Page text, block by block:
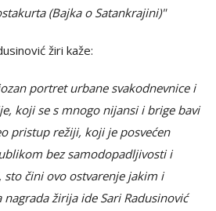
(Bajka o Satankrajini)"
žiri kaže:
portret urbane svakodnevnice i
koji se s mnogo nijansi i brige bavi
pristup režiji, koji je posvećen
bez samodopadljivosti i
sto čini ovo ostvarenje jakim i
žirija ide Sari Radusinović